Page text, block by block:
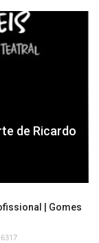
de Ricardo
| Gomes
6317